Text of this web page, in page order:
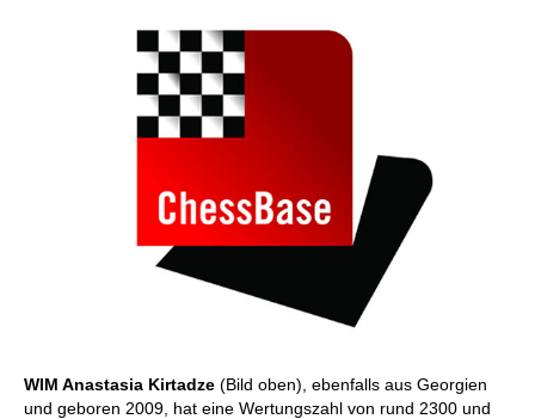
WIM Anastasia Kirtadze (Bild oben), ebenfalls aus Georgien
und geboren 2009, hat eine Wertungszahl von rund 2300 und